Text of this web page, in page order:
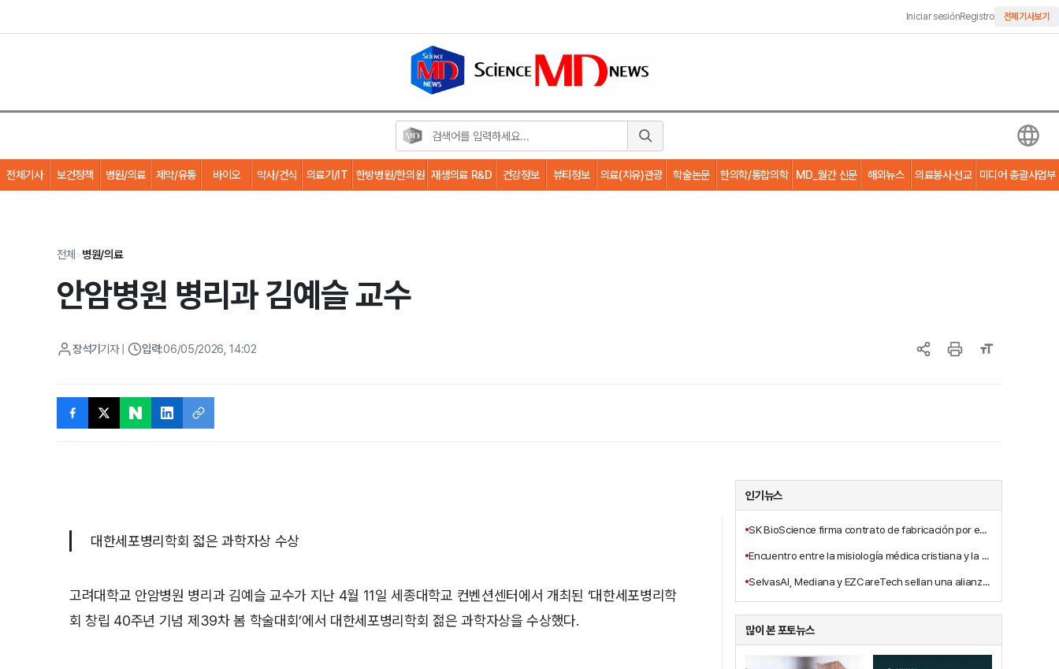
Iniciar sesiónRegistro 전체기사보기
전체기사 보건정책 병원/의료 제약/유통 바이오 약사/건식 의료기/IT 한방병원/한의원 재생의료 R&D 건강정보 뷰티정보 의료(치유)관광 학술논문 한의학/통합의학 MD_월간 신문 해외뉴스 의료봉사·선교 미디어 총괄사업부
전체>병원/의료
안암병원 병리과 김예슬 교수
장석기 기자 입력:06/05/2026, 14:02
인기뉴스
SK BioScience firma contrato de fabricación por encargo de la vacuna contra el Ébola con su filial IDT Biologika y MSD
Encuentro entre la misiología médica cristiana y la medicina integrativa: se publica la nueva obra "El ministerio misionero de sanación trinitaria de Jesucristo (perspectiva de medicina integrativa)"
SelvasAI, Mediana y EZCareTech sellan una alianza para desarrollar conjuntamente una unidad de hospitalización inteligente basada en IA
대한세포병리학회 젋은 과학자상 수상
고려대학교 안암병원 병리과 김예슬 교수가 지난 4월 11일 세종대학교 컨벤션센터에서 개최된 ‘대한세포병리학
회 창립 40주년 기념 제39차 봄 학술대회’에서 대한세포병리학회 젊은 과학자상을 수상했다.
많이 본 포토뉴스